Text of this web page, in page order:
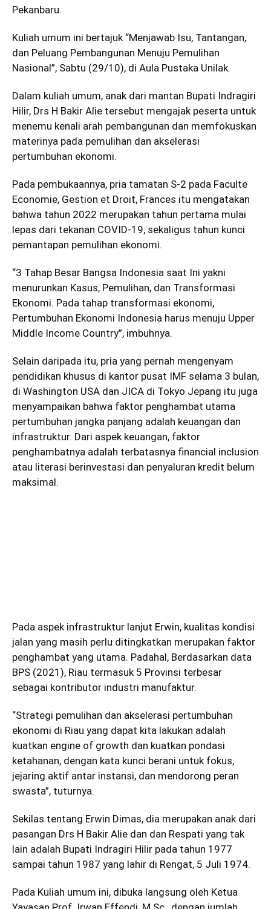
Pekanbaru.
Kuliah umum ini bertajuk “Menjawab Isu, Tantangan,
dan Peluang Pembangunan Menuju Pemulihan
Nasional”, Sabtu (29/10), di Aula Pustaka Unilak.
Dalam kuliah umum, anak dari mantan Bupati Indragiri
Hilir, Drs H Bakir Alie tersebut mengajak peserta untuk
menemu kenali arah pembangunan dan memfokuskan
materinya pada pemulihan dan akselerasi
pertumbuhan ekonomi.
Pada pembukaannya, pria tamatan S-2 pada Faculte
Economie, Gestion et Droit, Frances itu mengatakan
bahwa tahun 2022 merupakan tahun pertama mulai
lepas dari tekanan COVID-19, sekaligus tahun kunci
pemantapan pemulihan ekonomi.
“3 Tahap Besar Bangsa Indonesia saat Ini yakni
menurunkan Kasus, Pemulihan, dan Transformasi
Ekonomi. Pada tahap transformasi ekonomi,
Pertumbuhan Ekonomi Indonesia harus menuju Upper
Middle Income Country”, imbuhnya.
Selain daripada itu, pria yang pernah mengenyam
pendidikan khusus di kantor pusat IMF selama 3 bulan,
di Washington USA dan JICA di Tokyo Jepang itu juga
menyampaikan bahwa faktor penghambat utama
pertumbuhan jangka panjang adalah keuangan dan
infrastruktur. Dari aspek keuangan, faktor
penghambatnya adalah terbatasnya financial inclusion
atau literasi berinvestasi dan penyaluran kredit belum
maksimal.
Pada aspek infrastruktur lanjut Erwin, kualitas kondisi
jalan yang masih perlu ditingkatkan merupakan faktor
penghambat yang utama. Padahal, Berdasarkan data
BPS (2021), Riau termasuk 5 Provinsi terbesar
sebagai kontributor industri manufaktur.
“Strategi pemulihan dan akselerasi pertumbuhan
ekonomi di Riau yang dapat kita lakukan adalah
kuatkan engine of growth dan kuatkan pondasi
ketahanan, dengan kata kunci berani untuk fokus,
jejaring aktif antar instansi, dan mendorong peran
swasta”, tuturnya.
Sekilas tentang Erwin Dimas, dia merupakan anak dari
pasangan Drs H Bakir Alie dan dan Respati yang tak
lain adalah Bupati Indragiri Hilir pada tahun 1977
sampai tahun 1987 yang lahir di Rengat, 5 Juli 1974.
Pada Kuliah umum ini, dibuka langsung oleh Ketua